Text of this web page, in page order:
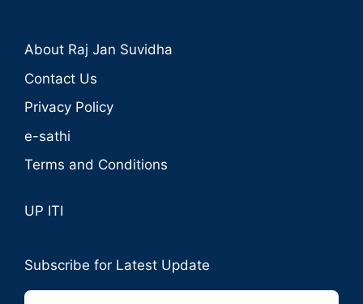
About Raj Jan Suvidha
Contact Us
Privacy Policy
e-sathi
Terms and Conditions
UP ITI
Subscribe for Latest Update